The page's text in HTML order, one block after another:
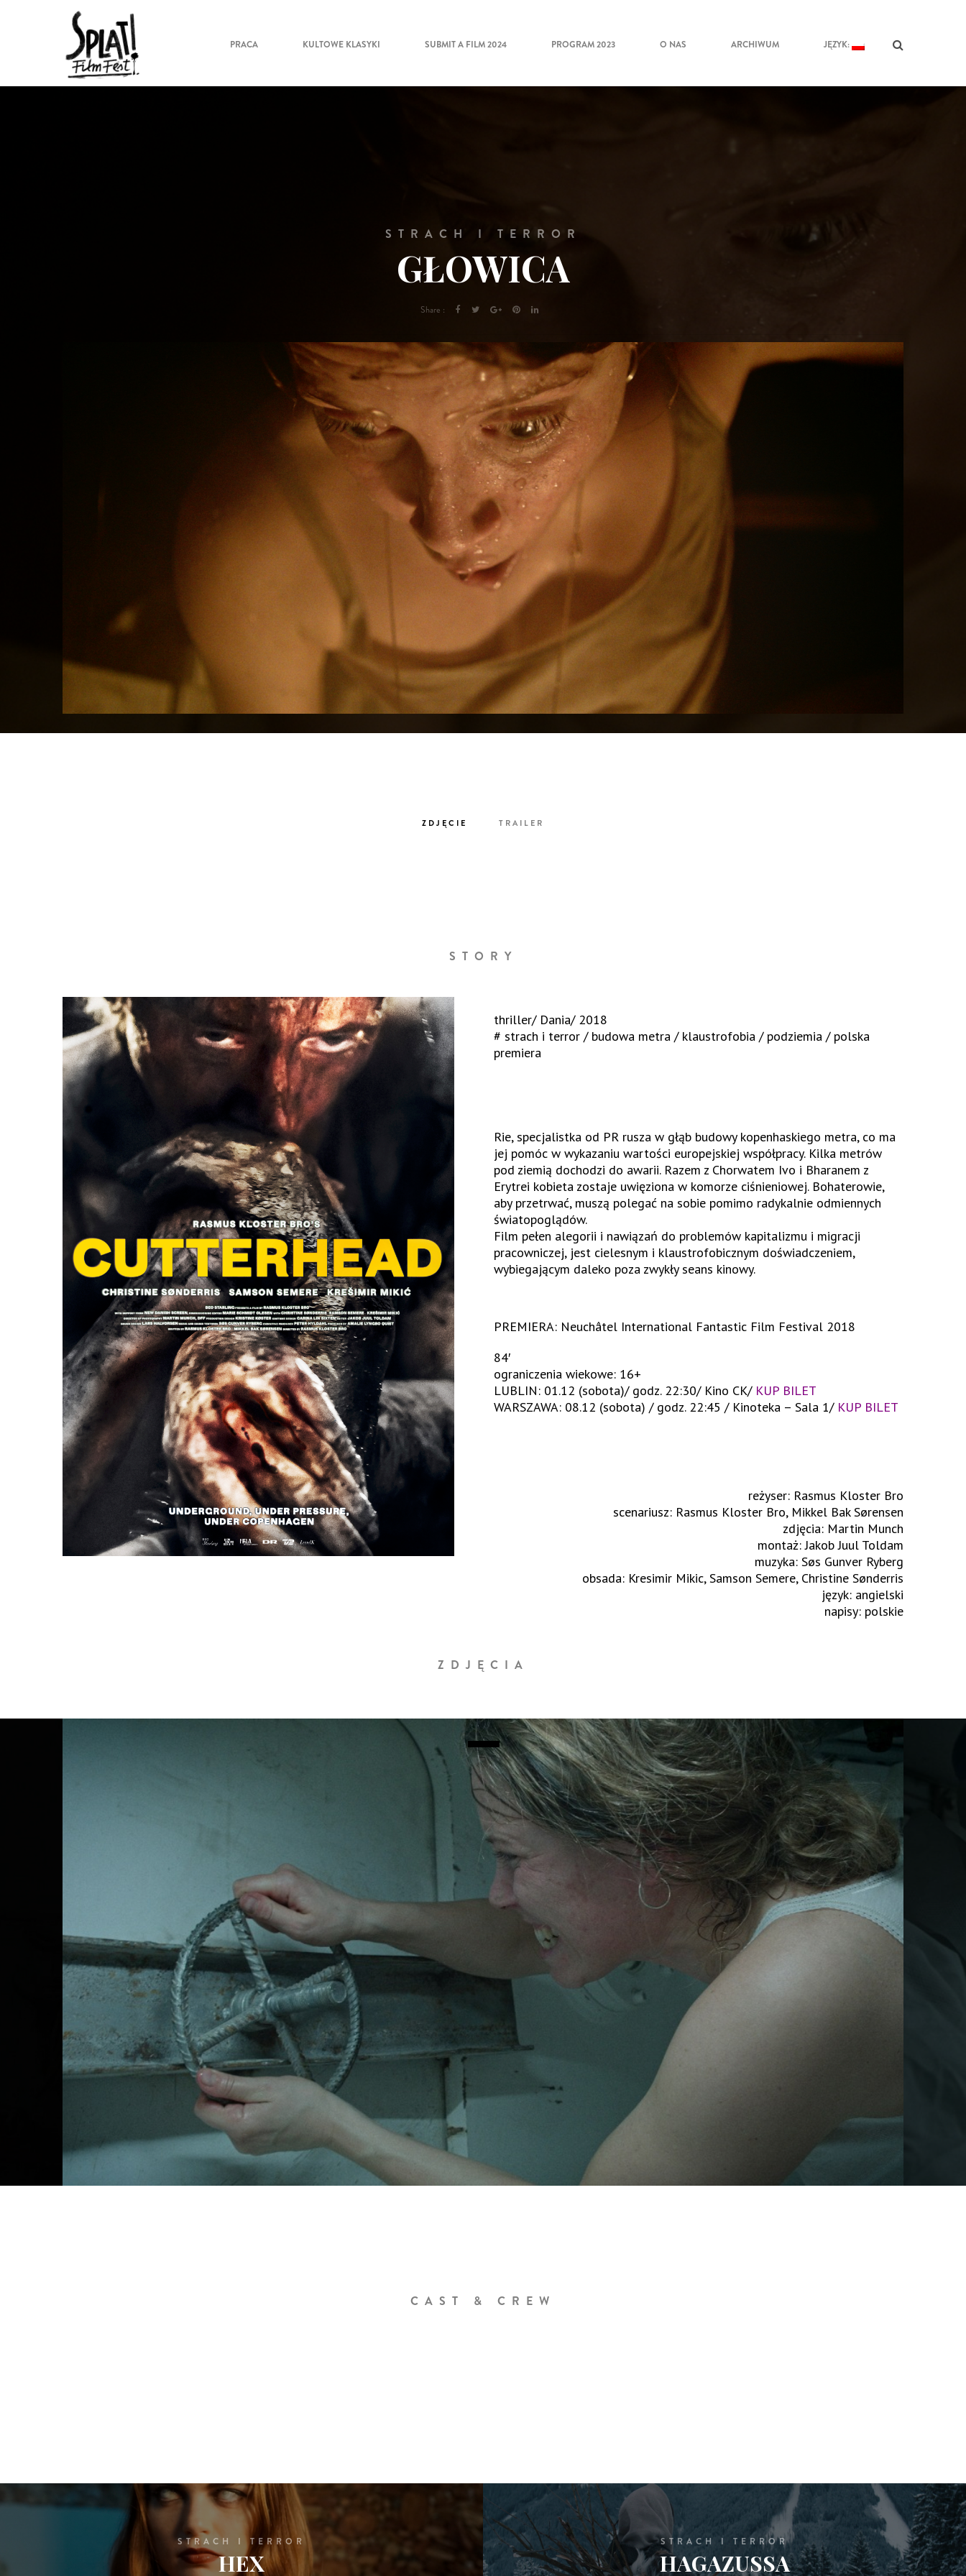
PRACA KULTOWE KLASYKI SUBMIT A FILM 2024 PROGRAM 2023 O NAS ARCHIWUM JĘZYK:
STRACH I TERROR
GŁOWICA
Share :
ZDJĘCIE TRAILER
STORY
thriller/ Dania/ 2018
# strach i terror / budowa metra / klaustrofobia / podziemia / polska
premiera
Rie, specjalistka od PR rusza w głąb budowy kopenhaskiego metra, co ma
jej pomóc w wykazaniu wartości europejskiej współpracy. Kilka metrów
pod ziemią dochodzi do awarii. Razem z Chorwatem Ivo i Bharanem z
Erytrei kobieta zostaje uwięziona w komorze ciśnieniowej. Bohaterowie,
aby przetrwać, muszą polegać na sobie pomimo radykalnie odmiennych
światopoglądów.
Film pełen alegorii i nawiązań do problemów kapitalizmu i migracji
pracowniczej, jest cielesnym i klaustrofobicznym doświadczeniem,
wybiegającym daleko poza zwykły seans kinowy.
PREMIERA: Neuchâtel International Fantastic Film Festival 2018
84′
ograniczenia wiekowe: 16+
LUBLIN: 01.12 (sobota)/ godz. 22:30/ Kino CK/ KUP BILET
WARSZAWA: 08.12 (sobota) / godz. 22:45 / Kinoteka – Sala 1/ KUP BILET
reżyser: Rasmus Kloster Bro
scenariusz: Rasmus Kloster Bro, Mikkel Bak Sørensen
zdjęcia: Martin Munch
montaż: Jakob Juul Toldam
muzyka: Søs Gunver Ryberg
obsada: Kresimir Mikic, Samson Semere, Christine Sønderris
język: angielski
napisy: polskie
ZDJĘCIA
_
CAST & CREW
STRACH I TERROR
HEX
STRACH I TERROR
HAGAZUSSA